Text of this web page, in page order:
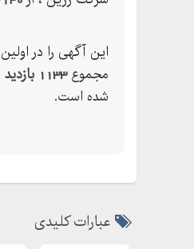
این آگهی را در اولین
مجموع1133 بازدید
شده است.
عبارات کلیدی